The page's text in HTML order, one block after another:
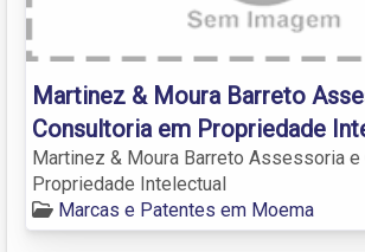
Martinez & Moura Barreto
Consultoria em Propriedade
Martinez & Moura Barreto Assessoria e
Propriedade Intelectual
Marcas e Patentes em Moema